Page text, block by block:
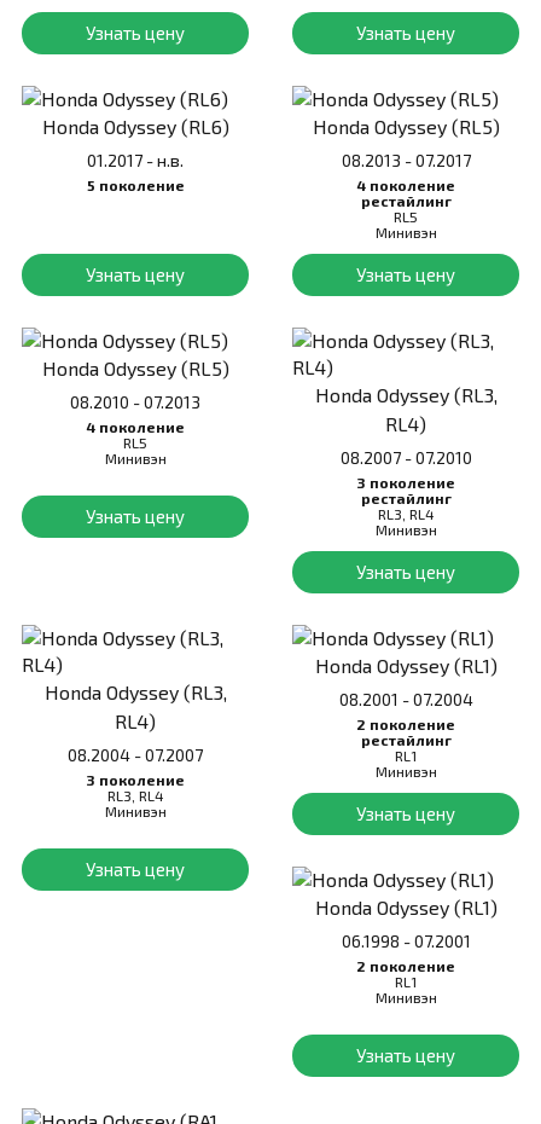
Узнать цену Узнать цену
Honda Odyssey (RL6)
01.2017 - н.в.
5 поколение
Узнать цену
Honda Odyssey (RL5)
08.2013 - 07.2017
4 поколение
рестайлинг
RL5
Минивэн
Узнать цену
Honda Odyssey (RL5)
08.2010 - 07.2013
4 поколение
RL5
Минивэн
Узнать цену
Honda Odyssey (RL3,
RL4)
08.2007 - 07.2010
3 поколение
рестайлинг
RL3, RL4
Минивэн
Узнать цену
Honda Odyssey (RL3,
RL4)
08.2004 - 07.2007
3 поколение
RL3, RL4
Минивэн
Узнать цену
Honda Odyssey (RL1)
08.2001 - 07.2004
2 поколение
рестайлинг
RL1
Минивэн
Узнать цену
Honda Odyssey (RL1)
06.1998 - 07.2001
2 поколение
RL1
Минивэн
Узнать цену